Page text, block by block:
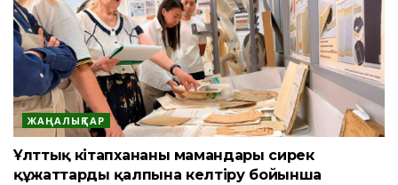
ЖАҢАЛЫҚТАР
Ұлттық кітапхананың мамандары сирек
құжаттарды қалпына келтіру бойынша